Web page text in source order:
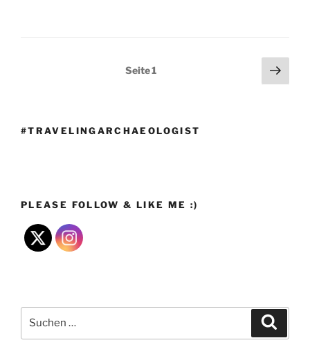
Seitennummerierung
Seite1
#TRAVELINGARCHAEOLOGIST
PLEASE FOLLOW & LIKE ME :)
nach: